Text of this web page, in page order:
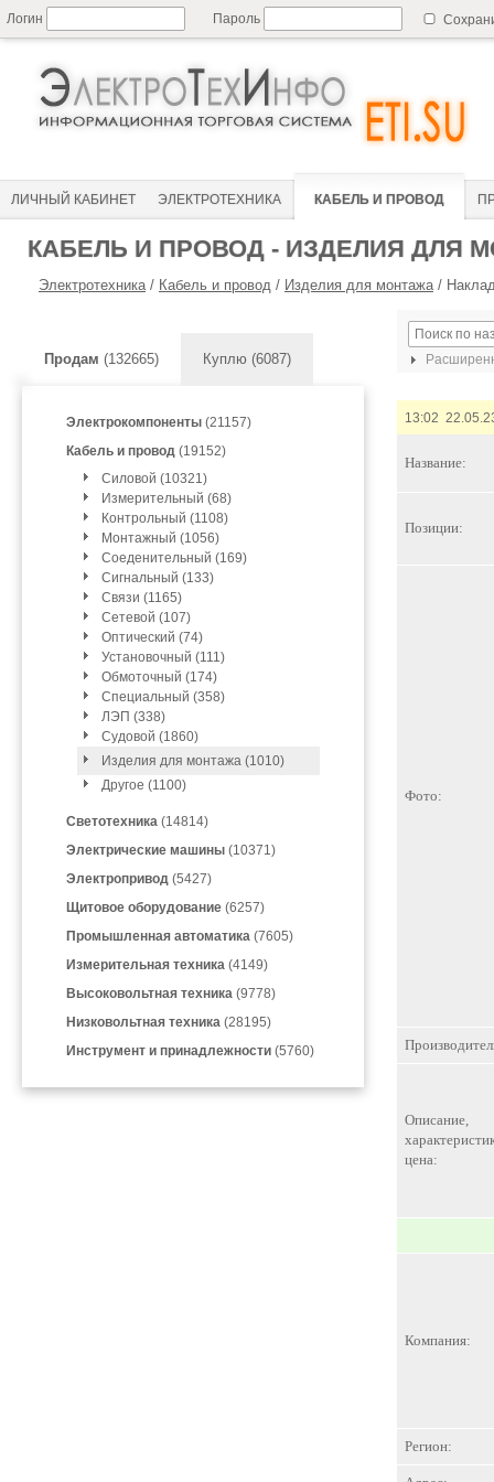
Логин Пароль
ЛИЧНЫЙ КАБИНЕТ ЭЛЕКТРОТЕХНИКА КАБЕЛЬ И ПРОВОД
КАБЕЛЬ И ПРОВОД - ИЗДЕЛИЯ ДЛЯ
Электротехника/ Кабель и провод / Изделия для монтажа/
Продам (132665) Куплю (6087)
Электрокомпоненты (21157)
Кабель и провод (19152)
Силовой (10321)
Измерительный (68)
Контрольный (1108)
Монтажный (1056)
Соеденительный (169)
Сигнальный (133)
Связи (1165)
Сетевой (107)
Оптический (74)
Установочный (111)
Обмоточный (174)
Специальный (358)
ЛЭП (338)
Судовой (1860)
Изделия для монтажа (1010)
Другое (1100)
Светотехника (14814)
Электрические машины (10371)
Электропривод (5427)
Щитовое оборудование (6257)
Промышленная автоматика (7605)
Измерительная техника (4149)
Высоковольтная техника (9778)
Низковольтная техника (28195)
Инструмент и принадлежности (5760)
13:02
Название:
Позиции:
Фото:
Описание,
цена:
Компания:
Регион: